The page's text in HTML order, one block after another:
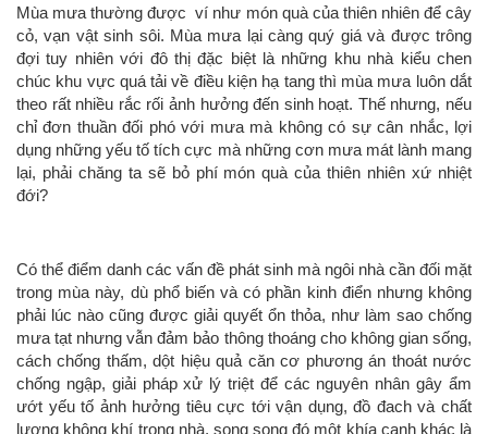
Mùa mưa thường được ví như món quà của thiên nhiên để cây
cỏ, vạn vật sinh sôi. Mùa mưa lại càng quý giá và được trông
đợi tuy nhiên với đô thị đặc biệt là những khu nhà kiểu chen
chúc khu vực quá tải về điều kiện hạ tang thì mùa mưa luôn dắt
theo rất nhiều rắc rối ảnh hưởng đến sinh hoạt. Thế nhưng, nếu
chỉ đơn thuần đối phó với mưa mà không có sự cân nhắc, lợi
dụng những yếu tố tích cực mà những cơn mưa mát lành mang
lại, phải chăng ta sẽ bỏ phí món quà của thiên nhiên xứ nhiệt
đới?
Có thể điểm danh các vấn đề phát sinh mà ngôi nhà cần đối mặt
trong mùa này, dù phổ biến và có phần kinh điển nhưng không
phải lúc nào cũng được giải quyết ổn thỏa, như làm sao chống
mưa tạt nhưng vẫn đảm bảo thông thoáng cho không gian sống,
cách chống thấm, dột hiệu quả căn cơ phương án thoát nước
chống ngập, giải pháp xử lý triệt để các nguyên nhân gây ẩm
ướt yếu tố ảnh hưởng tiêu cực tới vận dụng, đồ đach và chất
lượng không khí trong nhà, song song đó một khía cạnh khác là